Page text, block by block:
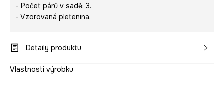
- Počet párů v sadě: 3.
- Vzorovaná pletenina.
Detaily produktu
Vlastnosti výrobku